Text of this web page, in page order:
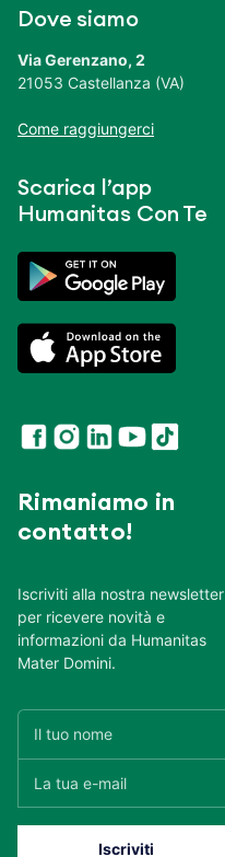
Dove siamo
Via Gerenzano, 2
21053 Castellanza (VA)
Come raggiungerci
Scarica l’app
Humanitas Con Te
Rimaniamo in
contatto!
Iscriviti alla nostra newsletter
per ricevere novità e
informazioni da Humanitas
Mater Domini.